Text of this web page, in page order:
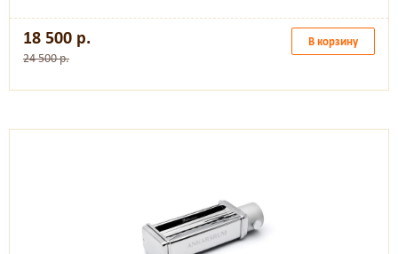
18 500 р.
24 500 р.
В корзину